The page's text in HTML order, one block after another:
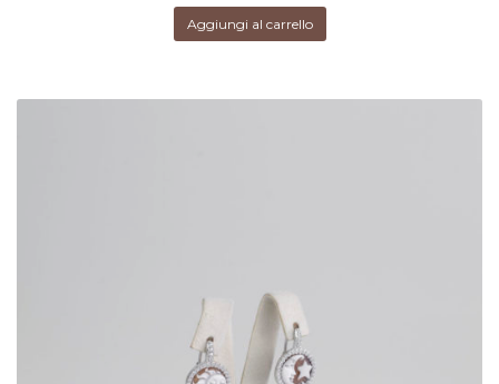
Aggiungi al carrello